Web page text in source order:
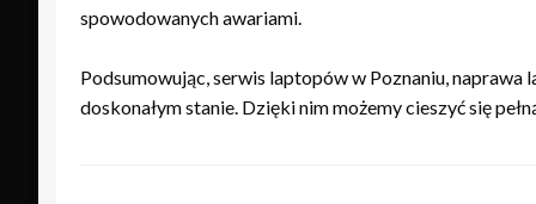
spowodowanych awariami.
Podsumowując, serwis laptopów w Poznaniu,
doskonałym stanie. Dzięki nim możemy cieszyć się